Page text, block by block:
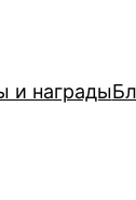
и награды